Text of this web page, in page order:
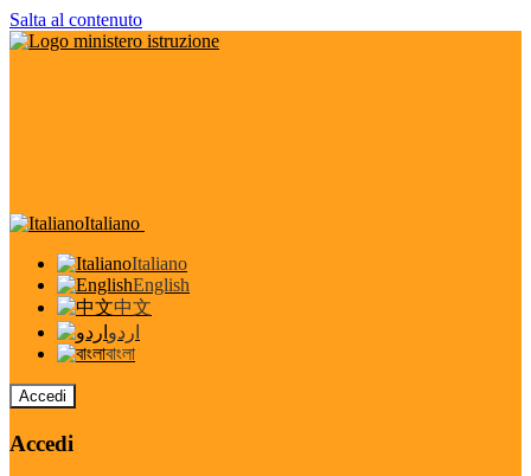
Salta al contenuto
Italiano
Italiano
English
中文
اردو
বাংলা
Accedi
Accedi